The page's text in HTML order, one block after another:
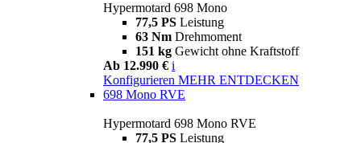
Hypermotard 698 Mono
77,5 PS Leistung
63 Nm Drehmoment
151 kg Gewicht ohne Kraftstoff
Ab 12.990 € i
Konfigurieren MEHR ENTDECKEN
698 Mono RVE
Hypermotard 698 Mono RVE
77,5 PS Leistung